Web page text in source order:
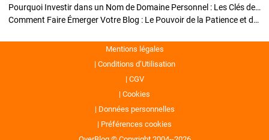
Pourquoi Investir dans un Nom de Domaine Personnel : Les Clés de la Réussite de Votre Blog
Comment Faire Émerger Votre Blog : Le Pouvoir de la Patience et de la Persévérance
Mentions légales
Conditions d’Utilisation
CGV
Cookies
Données personnelles
Préférences cookies